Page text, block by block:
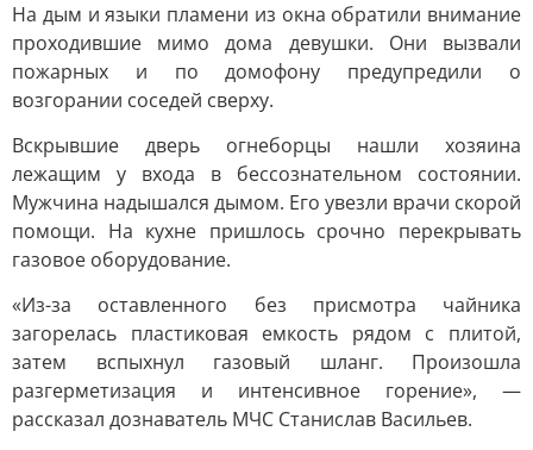
На дым и языки пламени из окна обратили внимание
проходившие мимо дома девушки. Они вызвали
пожарных и по домофону предупредили о
возгорании соседей сверху.
Вскрывшие дверь огнеборцы нашли хозяина
лежащим у входа в бессознательном состоянии.
Мужчина надышался дымом. Его увезли врачи скорой
помощи. На кухне пришлось срочно перекрывать
газовое оборудование.
«Из-за оставленного без присмотра чайника
загорелась пластиковая емкость рядом с плитой,
затем вспыхнул газовый шланг. Произошла
разгерметизация и интенсивное горение», —
рассказал дознаватель МЧС Станислав Васильев.